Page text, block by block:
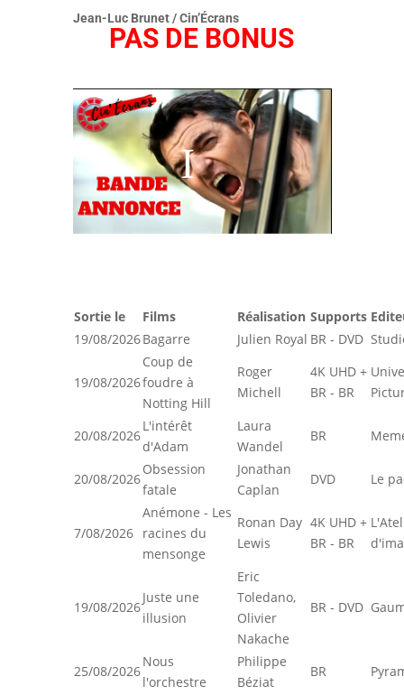
Jean-Luc Brunet / Cin’Écrans
PAS DE BONUS
Sortie le Films Réalisation Supports
19/08/2026Bagarre Julien Royal BR - DVD
19/08/2026
Coup de
foudre à
Notting Hill
Roger
Michell
4K UHD +
BR - BR
20/08/2026
L'intérêt
d'Adam
Laura
Wandel
BR
20/08/2026
Obsession
fatale
Jonathan
Caplan
DVD Le
7/08/2026
Anémone - Les
racines du
mensonge
Ronan Day
Lewis
4K UHD +
BR - BR
19/08/2026
Juste une
illusion
Eric
Toledano,
Olivier
Nakache
BR - DVD
25/08/2026
Nous
l'orchestre
Philippe
Béziat
BR